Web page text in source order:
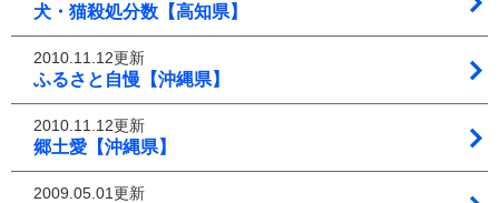
犬・猫殺処分数【高知県】
2010.11.12更新
ふるさと自慢【沖縄県】
2010.11.12更新
郷土愛【沖縄県】
2009.05.01更新